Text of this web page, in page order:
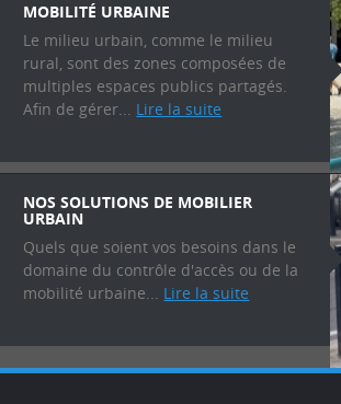
MOBILITÉ URBAINE
Le milieu urbain, comme le milieu
rural, sont des zones composées de
multiples espaces publics partagés.
Afin de gérer... Lire la suite
NOS SOLUTIONS DE MOBILIER
URBAIN
Quels que soient vos besoins dans le
domaine du contrôle d'accès ou de la
mobilité urbaine... Lire la suite